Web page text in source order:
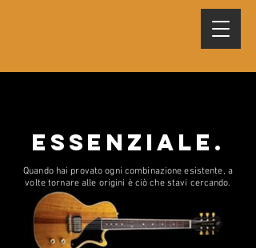
essenziale.
Quando hai provato ogni combinazione esistente, a
volte tornare alle origini è ciò che stavi cercando.